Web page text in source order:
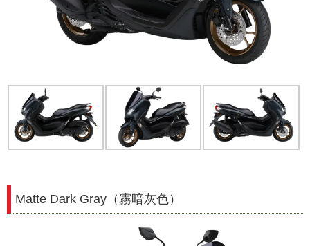
Matte Dark Gray（霧暗灰色）